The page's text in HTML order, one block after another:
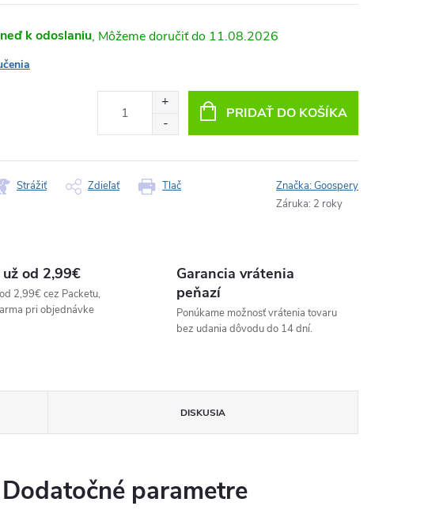
k odoslaniu 11.08.2026
PRIDAŤ DO KOŠÍKA
Tlač
Strážiť Zdieľať Značka:Goospery
Záruka: 2 roky
od 2,99€
2,99€ cez Packetu,
pri objednávke
Garancia vrátenia
peňazí
Ponúkame možnosť vrátenia tovaru
bez udania dôvodu do 14 dní.
DISKUSIA
Dodatočné parametre